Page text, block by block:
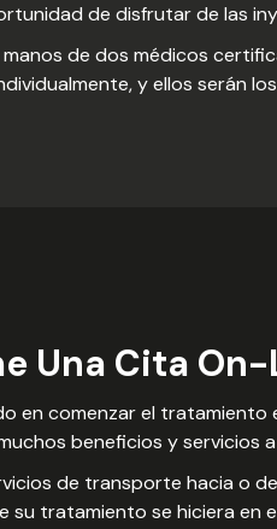
de disfrutar de las
de dos médicos
y ellos serán
Una Cita
en comenzar el
beneficios y servicios
de transporte hacia o
su tratamiento se hiciera en